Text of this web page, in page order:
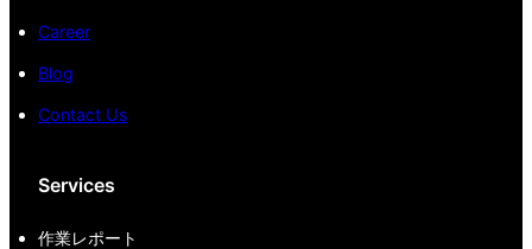
Career
Blog
Contact Us
Services
作業レポート